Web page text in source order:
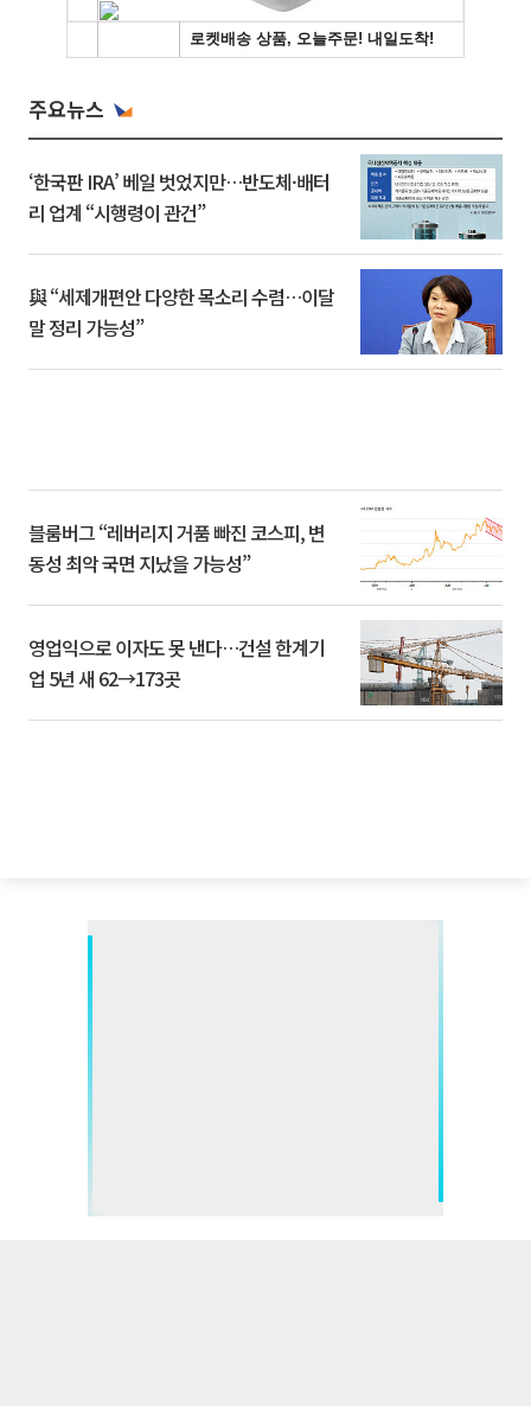
주요뉴스
‘한국판 IRA’ 베일 벗었지만…반도체·배터
리 업계 “시행령이 관건”
與 “세제개편안 다양한 목소리 수렴…이달
말 정리 가능성”
블룸버그 “레버리지 거품 빠진 코스피, 변
동성 최악 국면 지났을 가능성”
영업익으로 이자도 못 낸다…건설 한계기
업 5년 새 62→173곳